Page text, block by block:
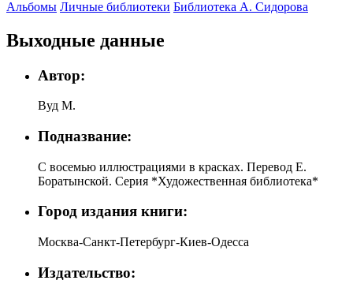
Альбомы Личные библиотеки Библиотека А. Сидорова
Выходные данные
Автор:
Вуд М.
Подназвание:
С восемью иллюстрациями в красках. Перевод Е.
Боратынской. Серия *Художественная библиотека*
Город издания книги:
Москва-Санкт-Петербург-Киев-Одесса
Издательство: